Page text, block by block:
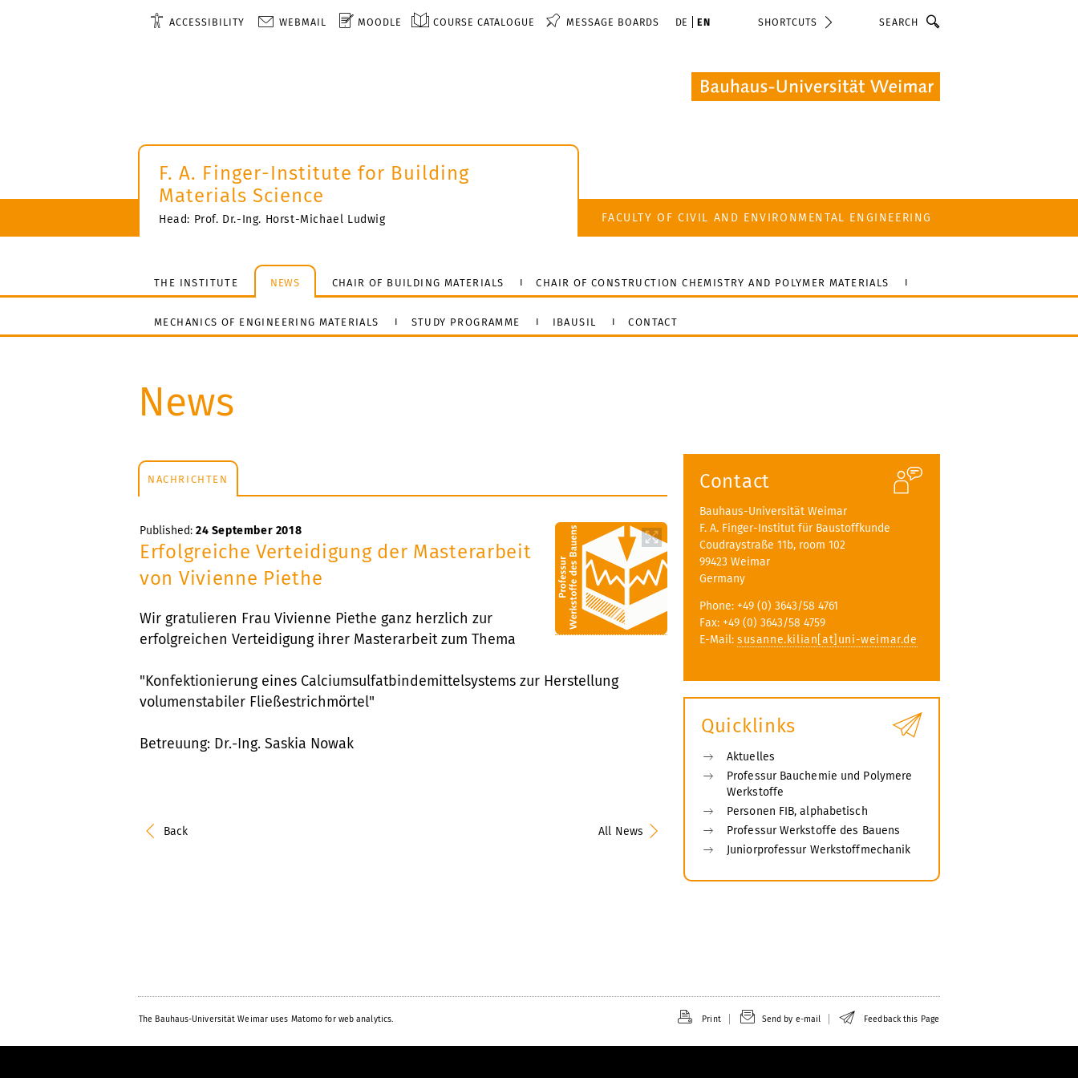
ACCESSIBILITY WEBMAIL MOODLE COURSE CATALOGUE MESSAGE BOARDS DE EN SHORTCUTS
F. A. Finger-Institute for Building
Materials Science
Head: Prof. Dr.-Ing. Horst-Michael Ludwig FACULTY OF CIVIL AND ENVIRONMENTAL ENGINEERING
THE INSTITUTE NEWS CHAIR OF BUILDING MATERIALS CHAIR OF CONSTRUCTION CHEMISTRY AND POLYMER MATERIALS
MECHANICS OF ENGINEERING MATERIALS STUDY PROGRAMME IBAUSIL CONTACT
News
NACHRICHTEN
Published: 24 September 2018
Erfolgreiche Verteidigung der Masterarbeit
von Vivienne Piethe
Wir gratulieren Frau Vivienne Piethe ganz herzlich zur
erfolgreichen Verteidigung ihrer Masterarbeit zum Thema
"Konfektionierung eines Calciumsulfatbindemittelsystems zur Herstellung
volumenstabiler Fließestrichmörtel"
Betreuung: Dr.-Ing. Saskia Nowak
Back All News
Contact
Bauhaus-Universität Weimar
F. A. Finger-Institut für Baustoffkunde
Coudraystraße 11b, room 102
99423 Weimar
Germany
Phone: +49 (0) 3643/58 4761
Fax: +49 (0) 3643/58 4759
E-Mail: susanne.kilian[at]uni-weimar.de
Quicklinks
Aktuelles
Professur Bauchemie und Polymere
Werkstoffe
Personen FIB, alphabetisch
Professur Werkstoffe des Bauens
Juniorprofessur Werkstoffmechanik
The Bauhaus-Universität Weimar uses Matomo for web analytics. Print Send by e-mail Feedback this Page